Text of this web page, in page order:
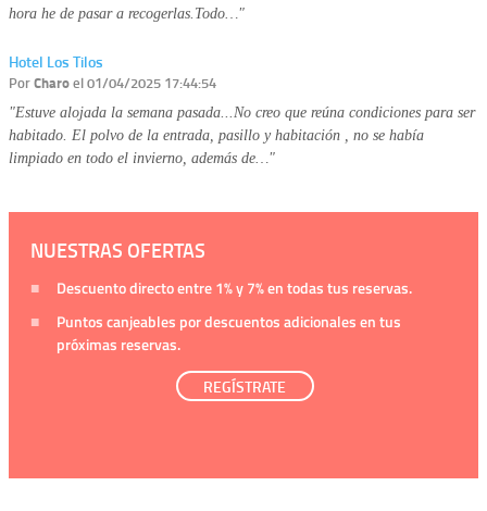
hora he de pasar a recogerlas.Todo…"
Hotel Los Tilos
PorCharoel 01/04/2025 17:44:54
"Estuve alojada la semana pasada...No creo que reúna condiciones para ser
habitado. El polvo de la entrada, pasillo y habitación , no se había
limpiado en todo el invierno, además de…"
NUESTRAS OFERTAS
Descuento directo entre 1%y 7%en todas tus reservas.
Puntos canjeables por descuentos adicionales en tus
próximas reservas.
REGÍSTRATE